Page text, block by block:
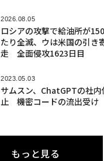
2026.08.05
ロシアの攻撃で給油所が
たり全滅、ウは米国の引き
走 全面侵攻1623日目
2023.05.03
サムスン、ChatGPTの社内
止 機密コードの流出受け
もっと見る